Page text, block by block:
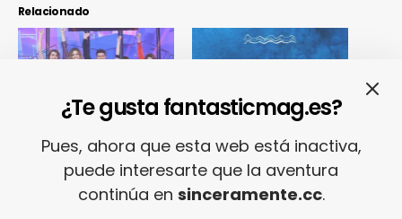
Relacionado
Ordenamos de más a
menos infecto los 9
temas que podríamos
llevar a Eurovisión
Estas son nuestras 10
favoritas de Eurovision
2018 (y la de España no es
una de ellas)
¿Te gusta fantasticmag.es?
Pues, ahora que esta web está inactiva,
puede interesarte que la aventura
continúa en sinceramente.cc.